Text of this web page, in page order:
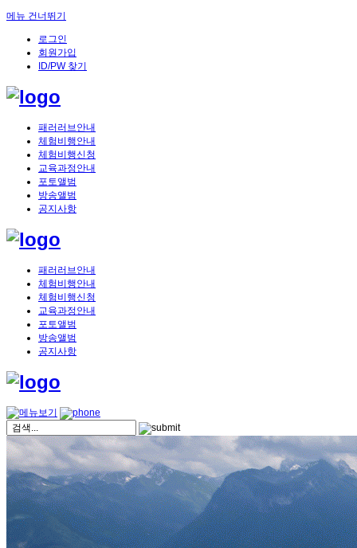
메뉴 건너뛰기
로그인
회원가입
ID/PW 찾기
패러러브안내
체험비행안내
체험비행신청
교육과정안내
포토앨범
방송앨범
공지사항
패러러브안내
체험비행안내
체험비행신청
교육과정안내
포토앨범
방송앨범
공지사항